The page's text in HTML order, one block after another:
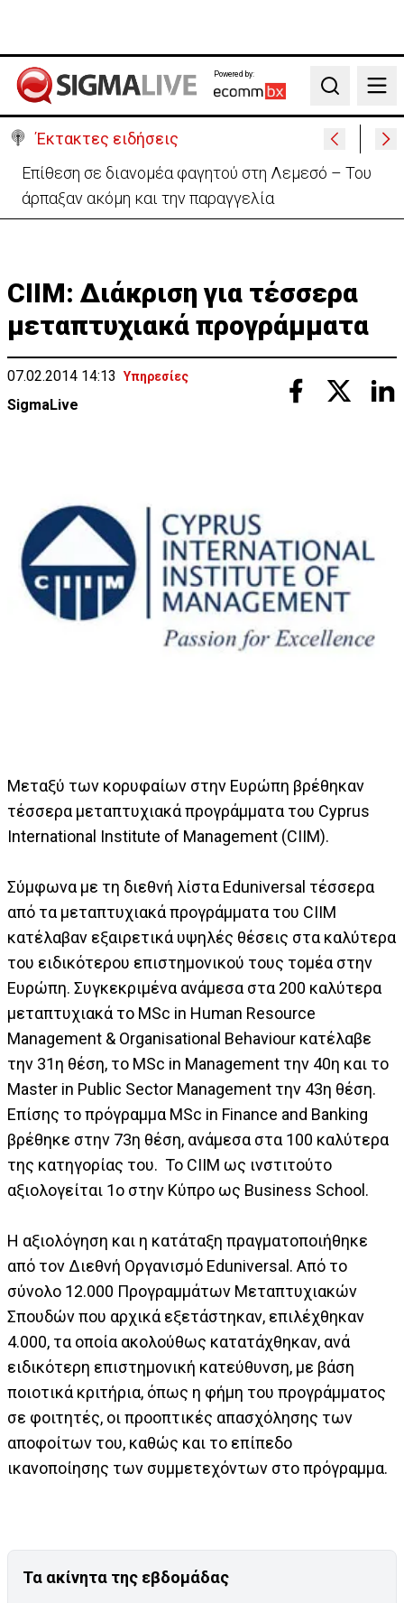
Powered by:
Search
Έκτακτες ειδήσεις
Ιταλία-Ισπανία: Στα άκρα η διπλωματική κόντρα για
το Σένγκεν
CIIM: Διάκριση για τέσσερα
μεταπτυχιακά προγράμματα
07.02.2014 14:13 Υπηρεσίες
SigmaLive
Μεταξύ των κορυφαίων στην Ευρώπη βρέθηκαν
τέσσερα μεταπτυχιακά προγράμματα του Cyprus
International Institute of Management (CIIM).
Σύμφωνα με τη διεθνή λίστα Eduniversal τέσσερα
από τα μεταπτυχιακά προγράμματα του CIIM
κατέλαβαν εξαιρετικά υψηλές θέσεις στα καλύτερα
του ειδικότερου επιστημονικού τους τομέα στην
Ευρώπη. Συγκεκριμένα ανάμεσα στα 200 καλύτερα
μεταπτυχιακά το MSc in Human Resource
Management & Organisational Behaviour κατέλαβε
την 31η θέση, το MSc in Management την 40η και το
Master in Public Sector Management την 43η θέση.
Επίσης το πρόγραμμα MSc in Finance and Banking
βρέθηκε στην 73η θέση, ανάμεσα στα 100 καλύτερα
της κατηγορίας του. Το CIIM ως ινστιτούτο
αξιολογείται 1ο στην Κύπρο ως Business School.
Η αξιολόγηση και η κατάταξη πραγματοποιήθηκε
από τον Διεθνή Οργανισμό Eduniversal. Από το
σύνολο 12.000 Προγραμμάτων Μεταπτυχιακών
Σπουδών που αρχικά εξετάστηκαν, επιλέχθηκαν
4.000, τα οποία ακολούθως κατατάχθηκαν, ανά
ειδικότερη επιστημονική κατεύθυνση, με βάση
ποιοτικά κριτήρια, όπως η φήμη του προγράμματος
σε φοιτητές, οι προοπτικές απασχόλησης των
αποφοίτων του, καθώς και το επίπεδο
ικανοποίησης των συμμετεχόντων στο πρόγραμμα.
Τα ακίνητα της εβδομάδας